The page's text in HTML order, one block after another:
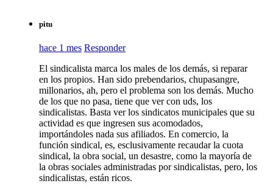
pitu
hace 1 mes Responder
El sindicalista marca los males de los demás, si reparar
en los propios. Han sido prebendarios, chupasangre,
millonarios, ah, pero el problema son los demás. Mucho
de los que no pasa, tiene que ver con uds, los
sindicalistas. Basta ver los sindicatos municipales que su
actividad es que ingresen sus acomodados,
importándoles nada sus afiliados. En comercio, la
función sindical, es, esclusivamente recaudar la cuota
sindical, la obra social, un desastre, como la mayoría de
la obras sociales administradas por sindicalistas, pero, los
sindicalistas, están ricos.